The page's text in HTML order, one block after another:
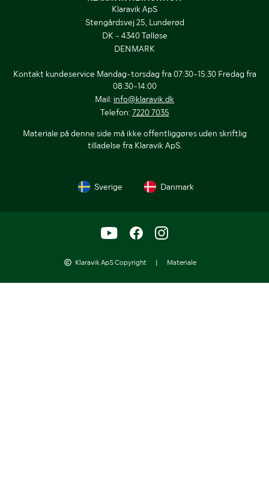
Klaravik ApS
Stengårdsvej 25, Lunderød
DK - 4340 Tølløse
DENMARK
Kontakt kundeservice Mandag-torsdag fra 07:30-15:30 Fredag fra
08:30-14:00
Mail: info@klaravik.dk
Telefon: 7220 7035
Materiale på denne side må ikke offentliggøres uden skriftlig
tilladelse fra Klaravik ApS.
Sverige Danmark
Klaravik ApS Copyright | Materiale